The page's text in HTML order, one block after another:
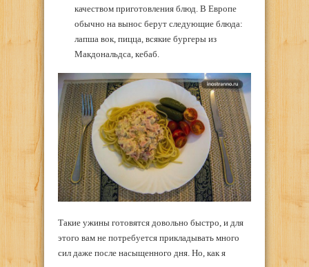
качеством приготовления блюд. В Европе
обычно на вынос берут следующие блюда:
лапша вок, пицца, всякие бургеры из
Макдональдса, кебаб.
Такие ужины готовятся довольно быстро, и для
этого вам не потребуется прикладывать много
сил даже после насыщенного дня. Но, как я